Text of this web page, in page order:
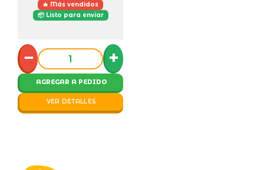
🔥 Más vendidos
📦 Listo para enviar
− +
AGREGAR A PEDIDO
VER DETALLES